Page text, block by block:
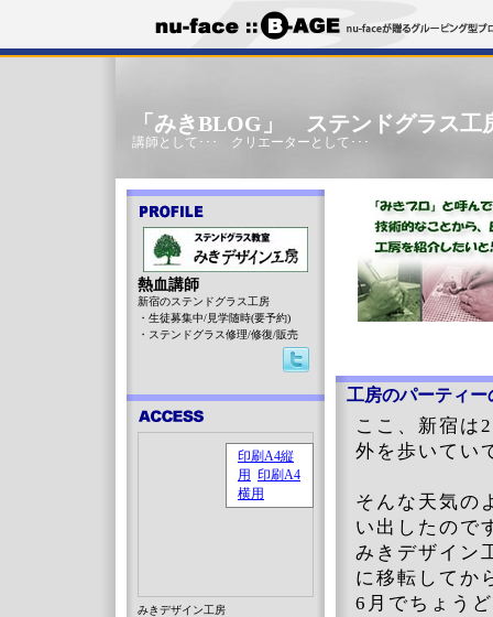
「みきBLOG」 ステンドグラス工
講師として･･･ クリエーターとして･･･
工房のパーティー
ここ、新宿は
外を歩いてい
そんな天気の
い出したので
みきデザイ
に移転してか
6月でちょう
熱血講師
新宿のステンドグラス工房
・生徒募集中/見学随時(要予約)
・ステンドグラス修理/修復/販売
みきデザイン工房